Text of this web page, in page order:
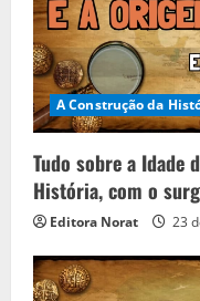
A Construção da
Tudo sobre a Idade
História, com o
Editora Norat 23